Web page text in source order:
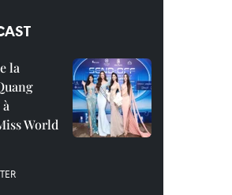
la
World